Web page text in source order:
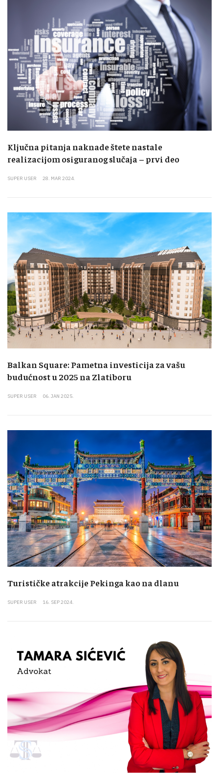
Ključna pitanja naknade štete nastale
realizacijom osiguranog slučaja – prvi deo
SUPER USER 28. MAR 2024.
Balkan Square: Pametna investicija za vašu
budućnost u 2025 na Zlatiboru
SUPER USER 06. JAN 2025.
Turističke atrakcije Pekinga kao na dlanu
SUPER USER 16. SEP 2024.